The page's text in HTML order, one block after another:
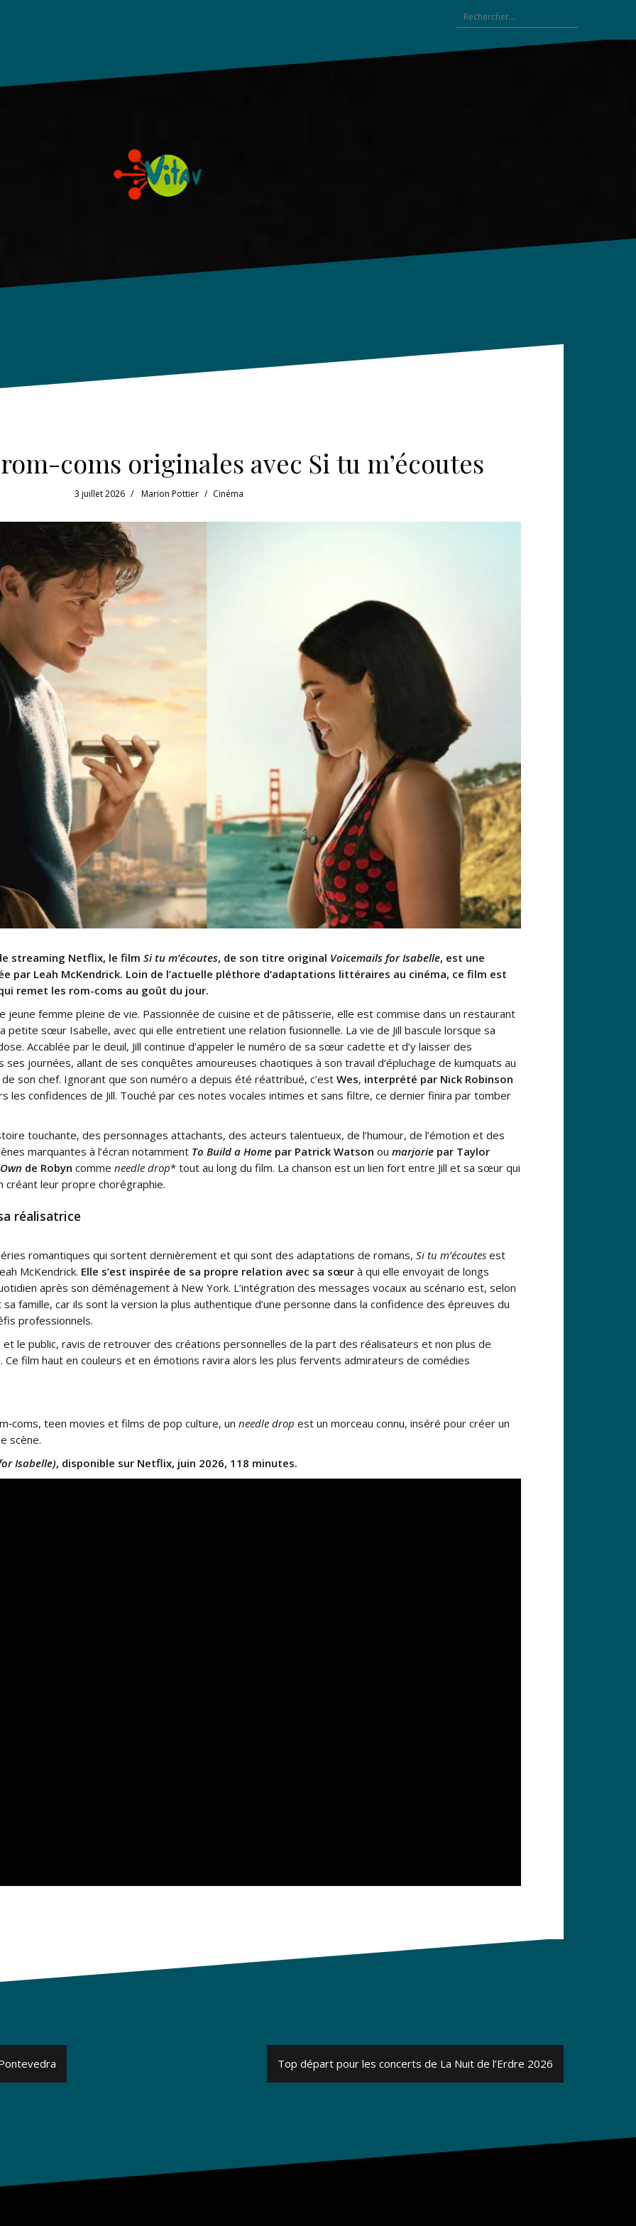
Rechercher :
coms originales avec Si tu m’écoutes
3 juillet 2026 Marion Pottier Cinéma
streaming Netflix, le film Si tu m’écoutes, de son titre original Voicemails for Isabelle, est une
par Leah McKendrick. Loin de l’actuelle pléthore d’adaptations littéraires au cinéma, ce film est
remet les rom-coms au goût du jour.
jeune femme pleine de vie. Passionnée de cuisine et de pâtisserie, elle est commise dans un restaurant
petite sœur Isabelle, avec qui elle entretient une relation fusionnelle. La vie de Jill bascule lorsque sa
Accablée par le deuil, Jill continue d’appeler le numéro de sa sœur cadette et d’y laisser des
journées, allant de ses conquêtes amoureuses chaotiques à son travail d’épluchage de kumquats au
son chef. Ignorant que son numéro a depuis été réattribué, c’est Wes, interprété par Nick Robinson
les confidences de Jill. Touché par ces notes vocales intimes et sans filtre, ce dernier finira par tomber
touchante, des personnages attachants, des acteurs talentueux, de l’humour, de l’émotion et des
marquantes à l’écran notamment To Build a Home par Patrick Watson ou marjorie par Taylor
de Robyn comme needle drop* tout au long du film. La chanson est un lien fort entre Jill et sa sœur qui
créant leur propre chorégraphie.
réalisatrice
romantiques qui sortent dernièrement et qui sont des adaptations de romans, Si tu m’écoutes est
McKendrick. Elle s’est inspirée de sa propre relation avec sa sœur à qui elle envoyait de longs
après son déménagement à New York. L’intégration des messages vocaux au scénario est, selon
famille, car ils sont la version la plus authentique d’une personne dans la confidence des épreuves du
professionnels.
le public, ravis de retrouver des créations personnelles de la part des réalisateurs et non plus de
Ce film haut en couleurs et en émotions ravira alors les plus fervents admirateurs de comédies
teen movies et films de pop culture, un needle drop est un morceau connu, inséré pour créer un
scène.
Isabelle), disponible sur Netflix, juin 2026, 118 minutes.
Top départ pour les concerts de La Nuit de l’Erdre 2026